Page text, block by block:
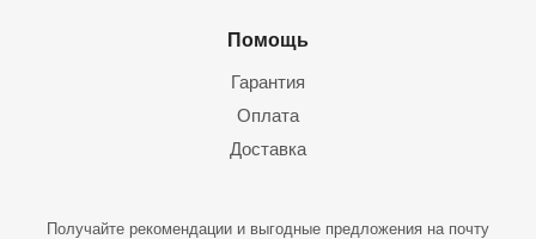
Помощь
Гарантия
Оплата
Доставка
Получайте рекомендации и выгодные предложения на почту